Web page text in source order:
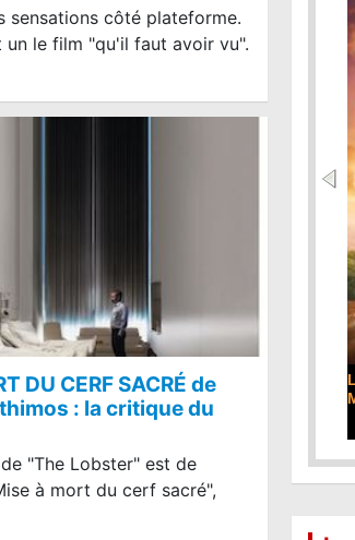
sensations côté plateforme.
un le film "qu'il faut avoir vu".
DU CERF SACRÉ de
: la critique du
"The Lobster" est de
à mort du cerf sacré",